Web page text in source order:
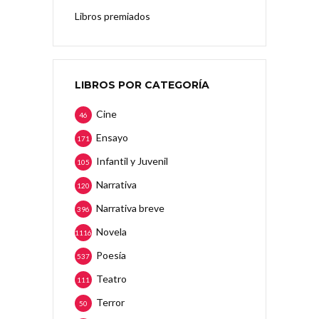
Libros premiados
LIBROS POR CATEGORÍA
Cine
46
Ensayo
171
Infantil y Juvenil
105
Narrativa
120
Narrativa breve
396
Novela
1116
Poesía
537
Teatro
111
Terror
50